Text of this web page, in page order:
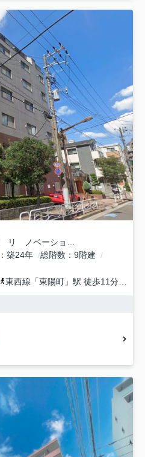
築24年 総階数
9階建
東西線 「東陽町 」駅 徒歩11分